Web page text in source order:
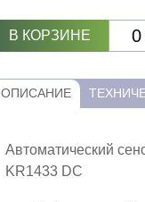
В КОРЗИНЕ
ОПИСАНИЕ
Автоматический
KR1433 DC